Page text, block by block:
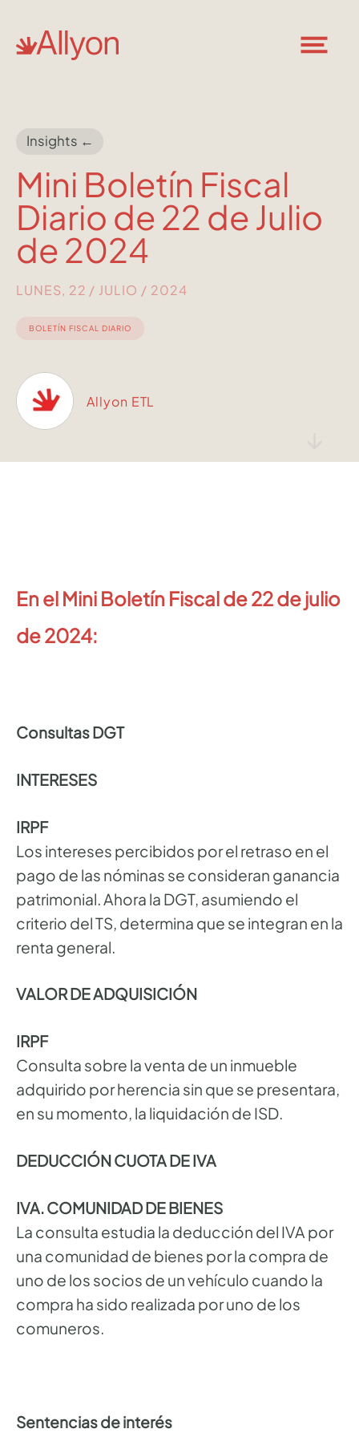
Insights ←
Mini Boletín Fiscal
Diario de 22 de Julio
de 2024
LUNES, 22 / JULIO / 2024
BOLETÍN FISCAL DIARIO
Allyon ETL
En el Mini Boletín Fiscal de 22 de julio
de 2024:
Consultas DGT
INTERESES
IRPF
Los intereses percibidos por el retraso en el
pago de las nóminas se consideran ganancia
patrimonial. Ahora la DGT, asumiendo el
criterio del TS, determina que se integran en la
renta general.
VALOR DE ADQUISICIÓN
IRPF
Consulta sobre la venta de un inmueble
adquirido por herencia sin que se presentara,
en su momento, la liquidación de ISD.
DEDUCCIÓN CUOTA DE IVA
IVA. COMUNIDAD DE BIENES
La consulta estudia la deducción del IVA por
una comunidad de bienes por la compra de
uno de los socios de un vehículo cuando la
compra ha sido realizada por uno de los
comuneros.
Sentencias de interés